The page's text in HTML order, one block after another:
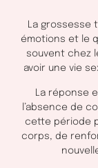
La grossesse
émotions et le
souvent chez
avoir une vie
La réponse
l’absence de
cette période
corps, de